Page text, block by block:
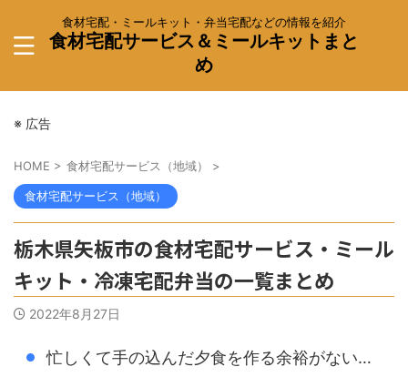
食材宅配・ミールキット・弁当宅配などの情報を紹介
食材宅配サービス＆ミールキットまと
め
※ 広告
HOME > 食材宅配サービス（地域） >
食材宅配サービス（地域）
栃木県矢板市の食材宅配サービス・ミール
キット・冷凍宅配弁当の一覧まとめ
2022年8月27日
忙しくて手の込んだ夕食を作る余裕がない…